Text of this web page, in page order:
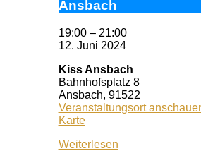
Ans­bach
19:00 – 21:00
12. Juni 2024
Kiss Ansbach
Bahnhofsplatz 8
Ansbach, 91522
Veranstaltungsort
KarteKiss
Weiterlesen